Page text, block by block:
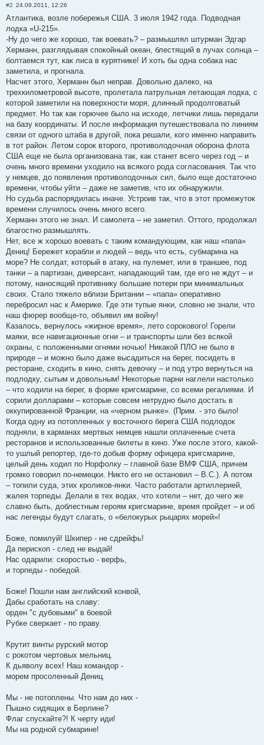
#2 24.09.2011, 12:26
Атлантика, возле побережья США. 3 июля 1942 года. Подводная
лодка «U-215».
-Ну до чего же хорошо, так воевать? – размышлял штурман Эдгар
Херманн, разглядывая спокойный океан, блестящий в лучах солнца –
болтаемся тут, как лиса в курятнике! И хоть бы одна собака нас
заметила, и прогнала.
Насчет этого, Херманн был неправ. Довольно далеко, на
трехкилометровой высоте, пролетала патрульная летающая лодка, с
которой заметили на поверхности моря, длинный продолговатый
предмет. Но так как горючее было на исходе, летчики лишь передали
на базу координаты. И после информация путешествовала по линиям
связи от одного штаба в другой, пока решали, кого именно направить
в тот район. Летом сорок второго, противолодочная оборона флота
США еще не была организована так, как станет всего через год – и
очень много времени уходило на всякого рода согласования. Так что
у немцев, до появления противолодочных сил, было еще достаточно
времени, чтобы уйти – даже не заметив, что их обнаружили.
Но судьба распорядилась иначе. Устроив так, что в этот промежуток
времени случилось очень много всего.
Херманн этого не знал. И самолета – не заметил. Оттого, продолжал
благостно размышлять.
Нет, все ж хорошо воевать с таким командующим, как наш «папа»
Дениц! Бережет корабли и людей – ведь что есть, субмарина на
море? Не солдат, который в атаку, на пулемет, или в траншее, под
танки – а партизан, диверсант, нападающий там, где его не ждут – и
потому, наносящий противнику большие потери при минимальных
своих. Стало тяжело вблизи Британии – «папа» оперативно
перебросил нас к Америке. Где эти тупые янки, словно не знали, что
наш фюрер вообще-то, объявил им войну!
Казалось, вернулось «жирное время», лето сорокового! Горели
маяки, все навигационные огни – и транспорты шли без всякой
охраны, с положенными огнями ночью! Никакой ПЛО не было в
природе – и можно было даже высадиться на берег, посидеть в
ресторане, сходить в кино, снять девочку – и под утро вернуться на
подлодку, сытым и довольным! Некоторые парни наглели настолько
– что ходили на берег, в форме кригсмарине, со всеми регалиями. И
сорили долларами – которые совсем нетрудно было достать в
оккупированной Франции, на «черном рынке». (Прим. - это было!
Когда одну из потопленных у восточного берега США подлодок
подняли, в карманах мертвых немцев нашли оплаченные счета
ресторанов и использованные билеты в кино. Уже после этого, какой-
то ушлый репортер, где-то добыв форму офицера кригсмарине,
целый день ходил по Норфолку – главной базе ВМФ США, причем
громко говорил по-немецки. Никто его не остановил – В.С.). А потом
– топили суда, этих кроликов-янки. Часто работали артиллерией,
жалея торпеды. Делали в тех водах, что хотели – нет, до чего же
славно быть, доблестным героям кригсмарине, время пройдет – и об
нас легенды будут слагать, о «белокурых рыцарях морей»!
Боже, помилуй! Шкипер - не сдрейфь!
Да перископ - след не выдай!
Нас одарили: скоростью - верфь,
и торпеды - победой.
Боже! Пошли нам английский конвой,
Дабы сработать на славу:
орден "с дубовыми" в боевой
Рубке сверкает - по праву.
Крутит винты рурский мотор
с рокотом чертовых мельниц.
К дьяволу всех! Наш командор -
морем просоленный Дениц.
Мы - не потоплены. Что нам до них -
Пышно сидящих в Берлине?
Флаг спускайте?! К черту иди!
Мы на родной субмарине!